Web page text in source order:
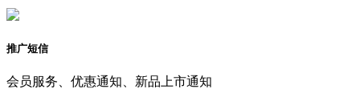
推广短信
会员服务、优惠通知、新品上市通知